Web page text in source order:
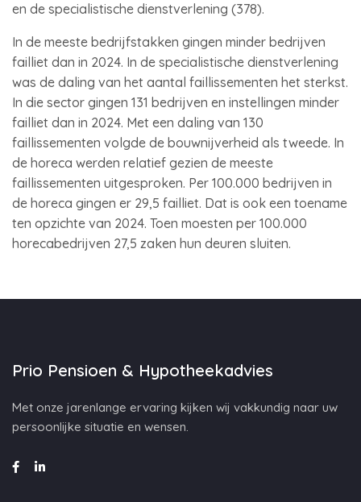
en de specialistische dienstverlening (378).
In de meeste bedrijfstakken gingen minder bedrijven
failliet dan in 2024. In de specialistische dienstverlening
was de daling van het aantal faillissementen het sterkst.
In die sector gingen 131 bedrijven en instellingen minder
failliet dan in 2024. Met een daling van 130
faillissementen volgde de bouwnijverheid als tweede. In
de horeca werden relatief gezien de meeste
faillissementen uitgesproken. Per 100.000 bedrijven in
de horeca gingen er 29,5 failliet. Dat is ook een toename
ten opzichte van 2024. Toen moesten per 100.000
horecabedrijven 27,5 zaken hun deuren sluiten.
Prio Pensioen & Hypotheekadvies
Met onze jarenlange ervaring kijken wij vakkundig naar uw
persoonlijke situatie en wensen.